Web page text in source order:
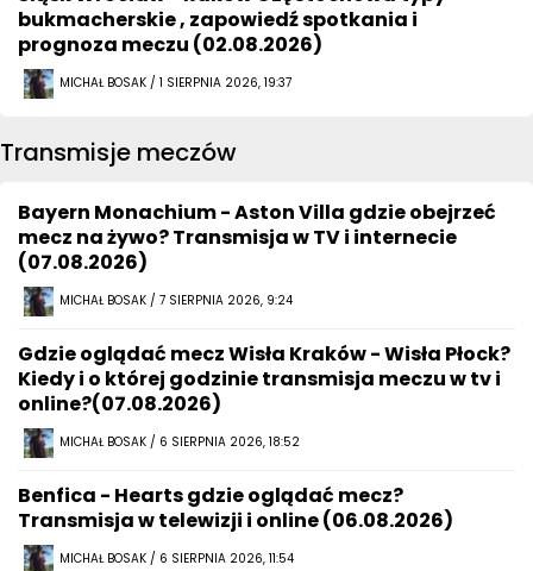
bukmacherskie , zapowiedź spotkania i
prognoza meczu (02.08.2026)
MICHAŁ BOSAK / 1 SIERPNIA 2026, 19:37
Transmisje meczów
Bayern Monachium - Aston Villa gdzie obejrzeć
mecz na żywo? Transmisja w TV i internecie
(07.08.2026)
MICHAŁ BOSAK / 7 SIERPNIA 2026, 9:24
Gdzie oglądać mecz Wisła Kraków - Wisła Płock?
Kiedy i o której godzinie transmisja meczu w tv i
online?(07.08.2026)
MICHAŁ BOSAK / 6 SIERPNIA 2026, 18:52
Benfica - Hearts gdzie oglądać mecz?
Transmisja w telewizji i online (06.08.2026)
MICHAŁ BOSAK / 6 SIERPNIA 2026, 11:54